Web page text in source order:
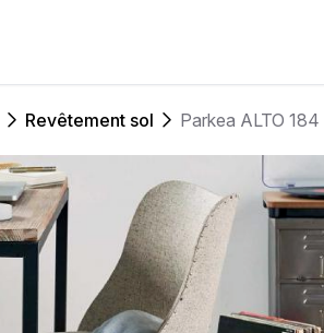
Revêtement sol Parkea ALTO